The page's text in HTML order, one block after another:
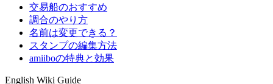
交易船のおすすめ
調合のやり方
名前は変更できる？
スタンプの編集方法
amiiboの特典と効果
English Wiki Guide